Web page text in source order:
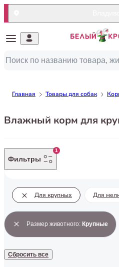
Главная Товары для собак
Влажный корм для
Фильтры
1
Для крупных Для
Размер животного: Крупные
Сбросить все